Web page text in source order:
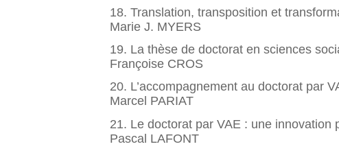
18. Translation, transposition et
Marie J. MYERS
19. La thèse de doctorat en sciences
Françoise CROS
20. L’accompagnement au doctorat par
Marcel PARIAT
21. Le doctorat par VAE : une innovation
Pascal LAFONT